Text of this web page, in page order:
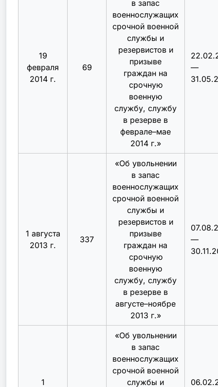
19
февраля
2014 г.
69
в запас
военнослужащих
срочной военной
службы и
резервистов и
призыве
граждан на
срочную
военную
службу, службу
в резерве в
феврале–мае
2014 г.»
—
1 августа
2013 г.
337
«Об увольнении
в запас
военнослужащих
срочной военной
службы и
резервистов и
призыве
граждан на
срочную
военную
службу, службу
в резерве в
августе–ноябре
2013 г.»
—
1
«Об увольнении
в запас
военнослужащих
срочной военной
службы и